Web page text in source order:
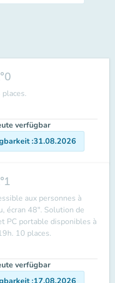
verfügbar
:31.08.2026
aux personnes à
écran 48". Solution de
PC portable disponibles à
10 places.
verfügbar